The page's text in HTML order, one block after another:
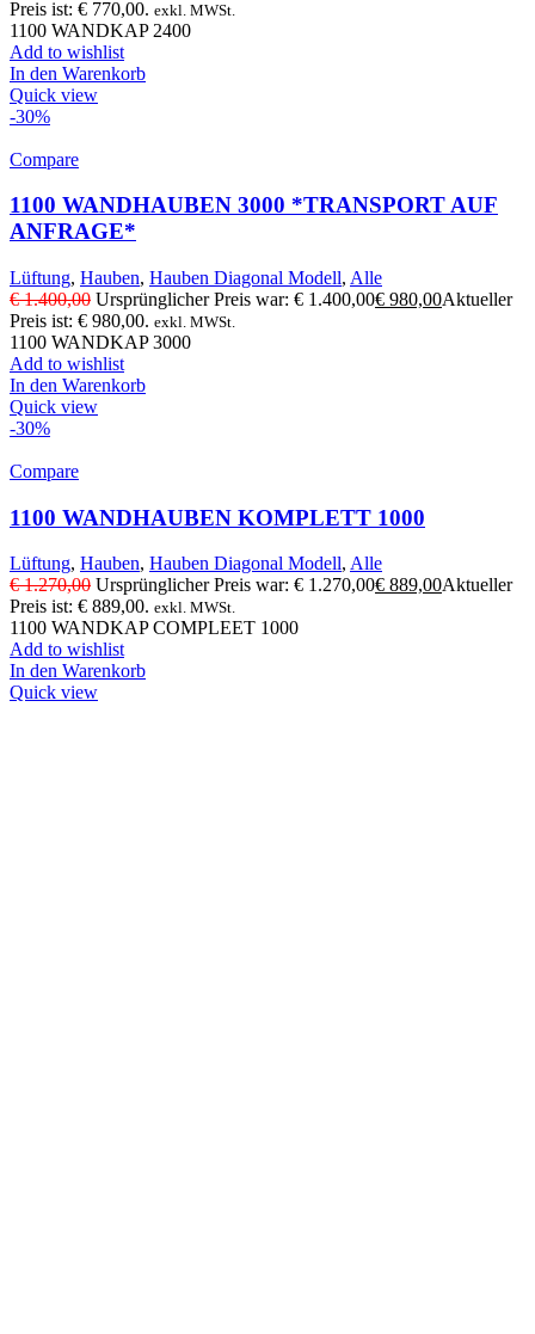
Preis ist: € 770,00. exkl. MWSt.
1100 WANDKAP 2400
Add to wishlist
In den Warenkorb
Quick view
-30%
Compare
1100 WANDHAUBEN 3000 *TRANSPORT AUF
ANFRAGE*
Lüftung, Hauben, Hauben Diagonal Modell, Alle
€1.400,00 Ursprünglicher Preis war: € 1.400,00€ 980,00Aktueller
Preis ist: € 980,00. exkl. MWSt.
1100 WANDKAP 3000
Add to wishlist
In den Warenkorb
Quick view
-30%
Compare
1100 WANDHAUBEN KOMPLETT 1000
Lüftung, Hauben, Hauben Diagonal Modell, Alle
€1.270,00 Ursprünglicher Preis war: € 1.270,00€ 889,00Aktueller
Preis ist: € 889,00. exkl. MWSt.
1100 WANDKAP COMPLEET 1000
Add to wishlist
In den Warenkorb
Quick view